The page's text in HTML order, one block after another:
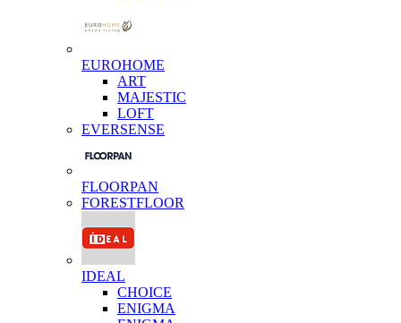
EUROHOME
ART
MAJESTIC
LOFT
EVERSENSE
FLOORPAN
FORESTFLOOR
IDEAL
CHOICE
ENIGMA